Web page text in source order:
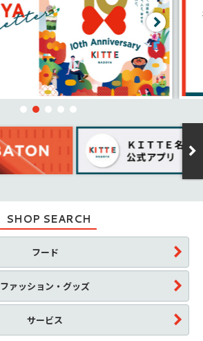
SHOP SEARCH
フード
ファッション・グッズ
サービス